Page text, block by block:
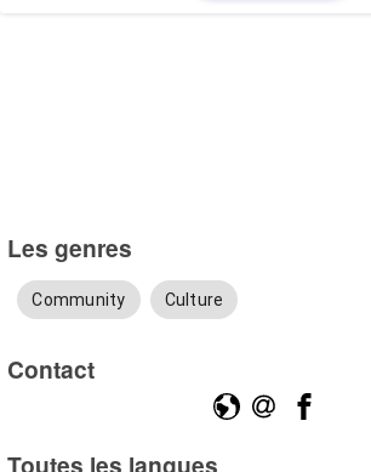
Les genres
Community Culture
Contact